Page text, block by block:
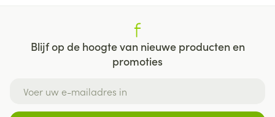
Blijf op de hoogte van nieuwe producten en
promoties